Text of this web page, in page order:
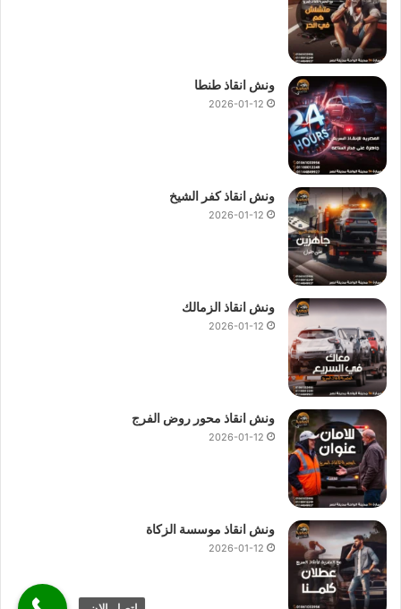
ونش انقاذ طنطا
2026-01-12
ونش انقاذ كفر الشيخ
2026-01-12
ونش انقاذ الزمالك
2026-01-12
ونش انقاذ محور روض الفرج
2026-01-12
ونش انقاذ موسسة الزكاة
2026-01-12